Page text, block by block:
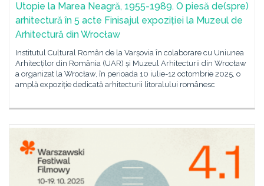
Utopie la Marea Neagră, 1955-1989. O piesă de(spre)
arhitectură în 5 acte Finisajul expoziției la Muzeul de
Arhitectură din Wrocław
Institutul Cultural Român de la Varșovia în colaborare cu Uniunea
Arhitecților din România (UAR) și Muzeul Arhitecturii din Wrocław
a organizat la Wrocław, în perioada 10 iulie-12 octombrie 2025, o
amplă expoziție dedicată arhitecturii litoralului românesc